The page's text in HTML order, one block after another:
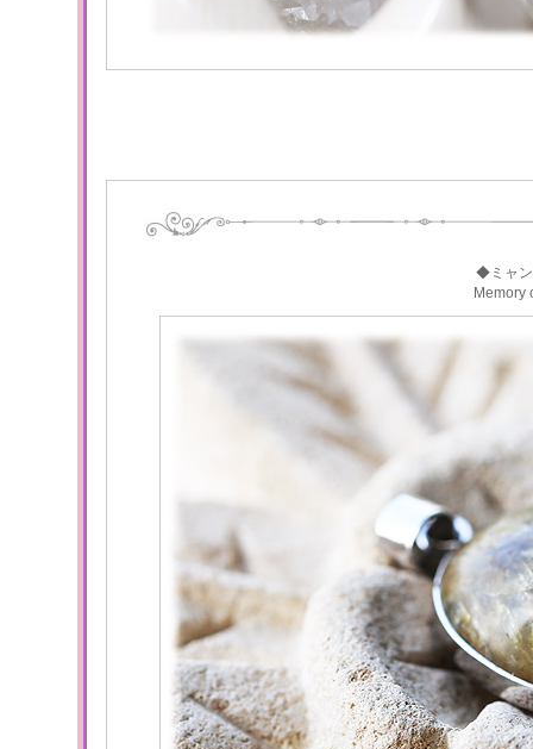
◆ミャ
Memory